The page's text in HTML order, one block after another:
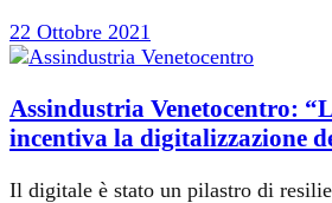
22 Ottobre 2021
Assindustria Venetocentro:
incentiva la digitalizzazione
Il digitale è stato un pilastro di